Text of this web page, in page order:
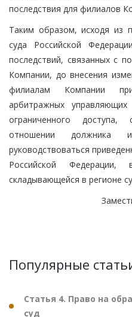
последствия для филиалов
Таким образом, исходя из
суда Российской
последствий, связанных с
Компании, до внесения
филиалам Компании
арбитражных
ограниченного
отношении должника
руководствоваться
Российской
складывающейся в регионе
Популярные
Статья 4. Право на
суд